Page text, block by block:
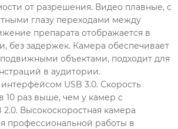
от разрешения. Видео плавные, с
глазу переходами между
препарата отображается в
без задержек. Камера обеспечивает
объектами, подходит для
в аудитории.
USB 3.0. Скорость
10 раз выше, чем у камер с
Высокоскоростная камера
профессиональной работы в